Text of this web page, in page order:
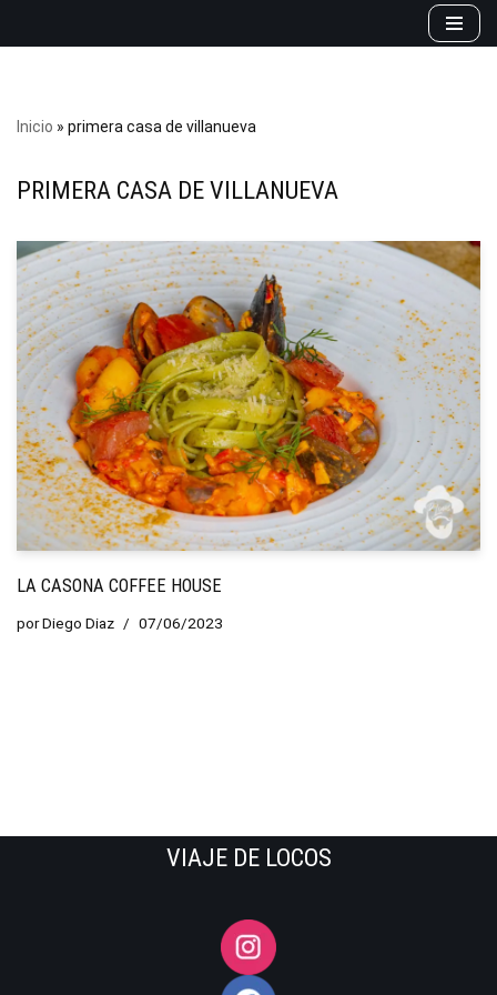
Inicio » primera casa de villanueva
PRIMERA CASA DE VILLANUEVA
LA CASONA COFFEE HOUSE
porDiego Diaz 07/06/2023
VIAJE DE LOCOS